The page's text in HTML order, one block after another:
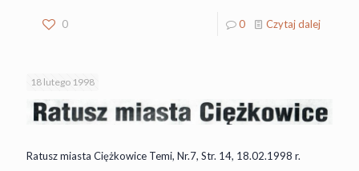
0 0 Czytaj dalej
18 lutego 1998
Ratusz miasta Ciężkowice Temi, Nr.7, Str. 14, 18.02.1998 r.